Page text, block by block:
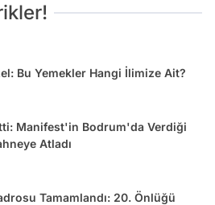
Bu Yemekler Hangi İlimize Ait?
Manifest'in Bodrum'da Verdiği
Atladı
Tamamlandı: 20. Önlüğü